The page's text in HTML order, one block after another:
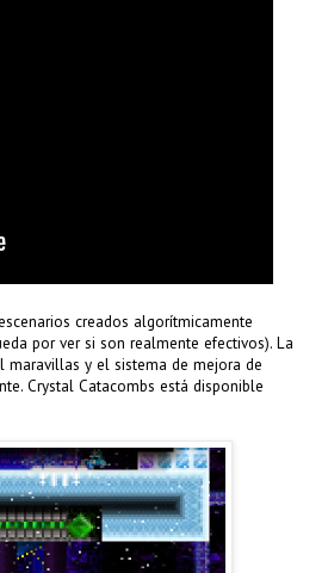
creados algorítmicamente
por ver si son realmente efectivos). La
y el sistema de mejora de
Crystal Catacombs está disponible